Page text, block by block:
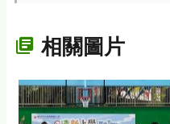
相關圖片